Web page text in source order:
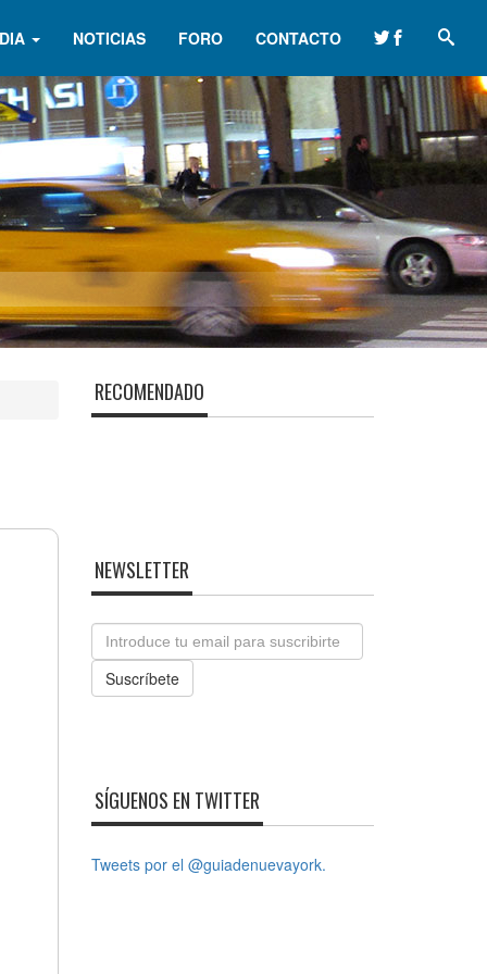
NOTICIAS FORO CONTACTO
RECOMENDADO
NEWSLETTER
Email
Suscríbete
SÍGUENOS EN TWITTER
Tweets por el @guiadenuevayork.